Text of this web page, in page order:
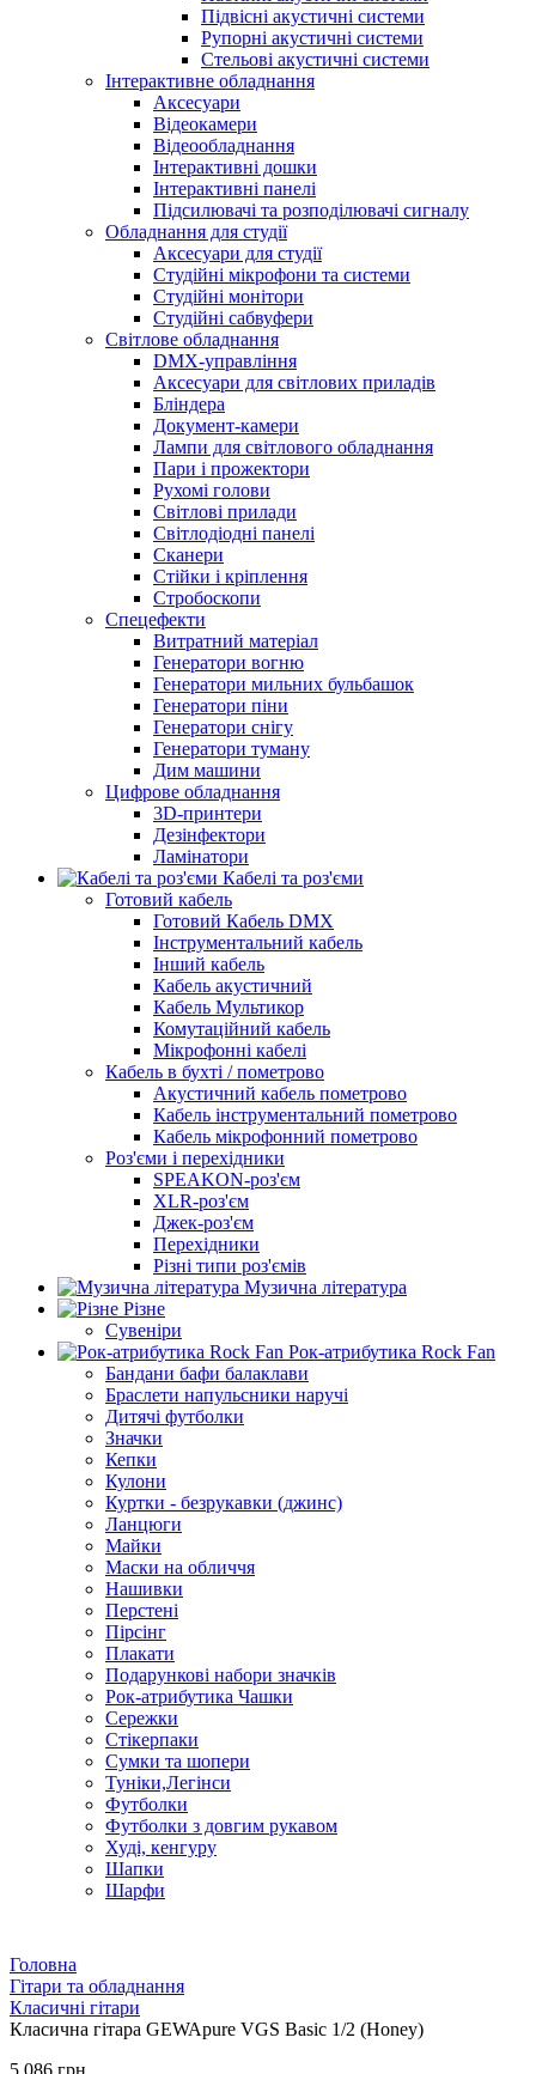
Підвісні акустичні системи
Рупорні акустичні системи
Стельові акустичні системи
Інтерактивне обладнання
Аксесуари
Відеокамери
Відеообладнання
Інтерактивні дошки
Інтерактивні панелі
Підсилювачі та розподілювачі сигналу
Обладнання для студії
Аксесуари для студії
Студійні мікрофони та системи
Студійні монітори
Студійні сабвуфери
Світлове обладнання
DMX-управління
Аксесуари для світлових приладів
Бліндера
Документ-камери
Лампи для світлового обладнання
Пари і прожектори
Рухомі голови
Світлові прилади
Світлодіодні панелі
Сканери
Стійки і кріплення
Стробоскопи
Спецефекти
Витратний матеріал
Генератори вогню
Генератори мильних бульбашок
Генератори піни
Генератори снігу
Генератори туману
Дим машини
Цифрове обладнання
3D-принтери
Дезінфектори
Ламінатори
Кабелі та роз'єми
Готовий кабель
Готовий Кабель DMX
Інструментальний кабель
Інший кабель
Кабель акустичний
Кабель Мультикор
Комутаційний кабель
Мікрофонні кабелі
Кабель в бухті / пометрово
Акустичний кабель пометрово
Кабель інструментальний пометрово
Кабель мікрофонний пометрово
Роз'єми і перехідники
SPEAKON-роз'єм
XLR-роз'єм
Джек-роз'єм
Перехідники
Різні типи роз'ємів
Музична література
Різне
Сувеніри
Рок-атрибутика Rock Fan
Бандани бафи балаклави
Браслети напульсники наручі
Дитячі футболки
Значки
Кепки
Кулони
Куртки - безрукавки (джинс)
Ланцюги
Майки
Маски на обличчя
Нашивки
Перстені
Пірсінг
Плакати
Подарункові набори значків
Рок-атрибутика Чашки
Сережки
Стікерпаки
Сумки та шопери
Туніки,Легінси
Футболки
Футболки з довгим рукавом
Худі, кенгуру
Шапки
Шарфи
Головна
Гітари та обладнання
Класичні гітари
Класична гітара GEWApure VGS Basic 1/2 (Honey)
5 086 грн